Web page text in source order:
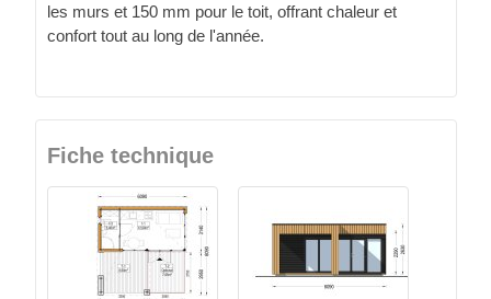
les murs et 150 mm pour le toit, offrant chaleur et
confort tout au long de l'année.
Fiche technique